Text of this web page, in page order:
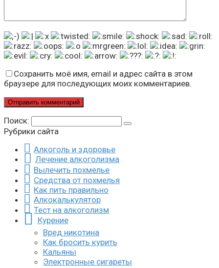
Сохранить моё имя, email и адрес сайта в этом
браузере для последующих моих комментариев.
Поиск:
Рубрики сайта
Алкоголь и здоровье
Лечение алкоголизма
Вылечить похмелье
Средства от похмелья
Как пить правильно
Алкокалькулятор
Тест на алкоголизм
Курение
Вред никотина
Как бросить курить
Кальяны
Электронные сигареты